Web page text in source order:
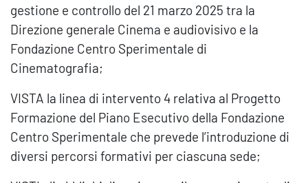
gestione e controllo del 21 marzo 2025 tra la
Direzione generale Cinema e audiovisivo e la
Fondazione Centro Sperimentale di
Cinematografia;
VISTA la linea di intervento 4 relativa al Progetto
Formazione del Piano Esecutivo della Fondazione
Centro Sperimentale che prevede l’introduzione di
diversi percorsi formativi per ciascuna sede;